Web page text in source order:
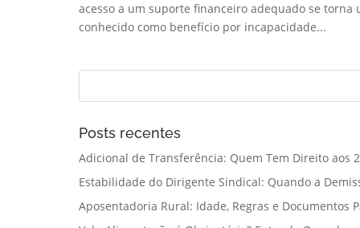
acesso a um suporte financeiro adequado se
conhecido como benefício por incapacidade...
Posts recentes
Adicional de Transferência: Quem Tem Direito aos
Estabilidade do Dirigente Sindical: Quando a
Aposentadoria Rural: Idade, Regras e Documentos